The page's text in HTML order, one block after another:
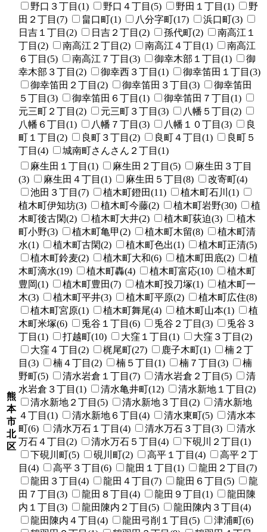
野口３丁目(1)
野口４丁目(5) 野田１丁目(1)
野
田２丁目(7)
畠口町(1) 八分字町(17)
浜口町(3)
日吉１丁目(2)
日吉２丁目(2) 孫代町(2)
南高江１
丁目(2)
南高江２丁目(2) 南高江４丁目(1)
南高江
６丁目(5)
南高江７丁目(3) 御幸木部１丁目(1)
御
幸木部３丁目(2)
御幸西３丁目(1)
御幸笛田１丁目(3)
御幸笛田２丁目(2)
御幸笛田３丁目(3)
御幸笛田
５丁目(3)
御幸笛田６丁目(1)
御幸笛田７丁目(1)
元三町２丁目(2)
元三町３丁目(3)
八幡５丁目(2)
八幡６丁目(1)
八幡７丁目(3) 八幡１０丁目(3)
良
町１丁目(2)
良町３丁目(2) 良町４丁目(1)
良町５
丁目(4)
城南町さんさん２丁目(1)
熊
本
市
北
区
麻生田１丁目(1) 麻生田２丁目(5)
麻生田３丁目
(3)
麻生田４丁目(1) 麻生田５丁目(8)
改寄町(4)
池田３丁目(7)
植木町鐙田(11)
植木町石川(1)
植木町伊知坊(3)
植木町今藤(2) 植木町岩野(30)
植
木町後古閑(2)
植木町大井(2) 植木町荻迫(3)
植木
町小野(3)
植木町亀甲(2) 植木町木留(8)
植木町清
水(1)
植木町古閑(2) 植木町色出(1)
植木町正清(5)
植木町鈴麦(2)
植木町大和(6) 植木町田底(2)
植
木町滴水(19)
植木町轟(4) 植木町富応(10)
植木町
豊岡(1)
植木町豊田(7) 植木町投刀塚(1)
植木町一
木(3)
植木町平井(3) 植木町平原(2)
植木町広住(8)
植木町宮原(1)
植木町舞尾(4) 植木町山本(1)
植
木町米塚(6)
兎谷１丁目(6) 兎谷２丁目(3)
兎谷３
丁目(1)
打越町(10) 大窪１丁目(1)
大窪３丁目(2)
大窪４丁目(2)
梶尾町(27) 鹿子木町(1)
楠２丁
目(3)
楠４丁目(2) 楠５丁目(1) 楠７丁目(3)
楠
野町(5)
清水岩倉１丁目(7) 清水岩倉２丁目(5)
清
水岩倉３丁目(1)
清水亀井町(12)
清水新地１丁目(2)
清水新地２丁目(5)
清水新地３丁目(2)
清水新地
４丁目(1)
清水新地６丁目(4) 清水東町(5)
清水本
町(6)
清水万石１丁目(4) 清水万石３丁目(3)
清水
万石４丁目(2)
清水万石５丁目(4)
下硯川２丁目(1)
下硯川町(5)
硯川町(2) 高平１丁目(4)
高平２丁
目(4)
高平３丁目(6) 龍田１丁目(1)
龍田２丁目(7)
龍田３丁目(4)
龍田４丁目(7) 龍田６丁目(5)
龍
田７丁目(3)
龍田８丁目(4) 龍田９丁目(1)
龍田陳
内１丁目(3)
龍田陳内２丁目(5)
龍田陳内３丁目(4)
龍田陳内４丁目(4)
龍田弓削１丁目(5)
津浦町(6)